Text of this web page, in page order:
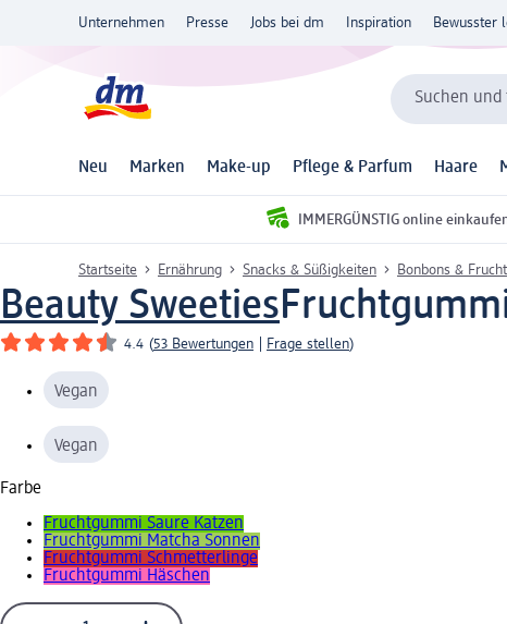
Unternehmen Presse Jobs bei dm Inspiration Bewusster
Suchen und
Neu Marken Make-up Pflege & Parfum Haare
IMMERGÜNSTIG online
Startseite Ernährung Snacks & Süßigkeiten Bonbons &
Beauty Sweeties
4.4 (53 Bewertungen Frage stellen)
Vegan
Vegan
Farbe
Fruchtgummi Saure Katzen
Fruchtgummi Matcha Sonnen
Fruchtgummi Schmetterlinge
Fruchtgummi Häschen